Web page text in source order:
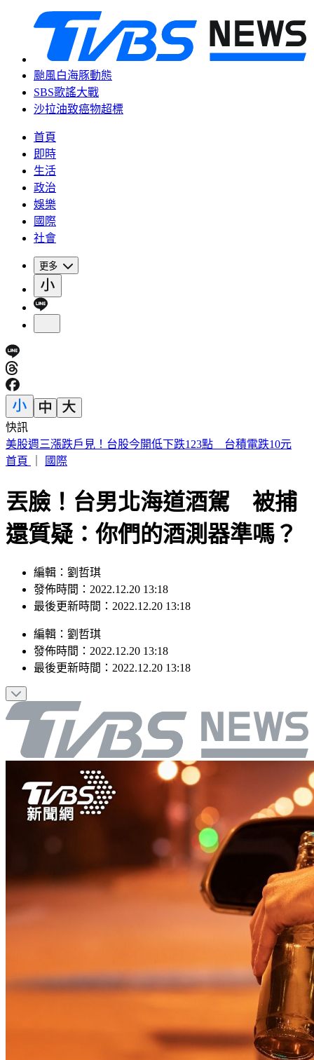
颱風白海豚動態
SBS歌謠大戰
沙拉油致癌物超標
首頁
即時
生活
政治
娛樂
國際
社會
更多
快訊
賴清德殺到台中！「8年總帳一次掀翻」 踩場開砲嗆爆盧秀
燕
丟臉！台男北海道酒駕 被捕
還質疑：你們的酒測器準嗎？
編輯：劉哲琪
發佈時間：2022.12.20 13:18
編輯：劉哲琪
發佈時間：2022.12.20 13:18